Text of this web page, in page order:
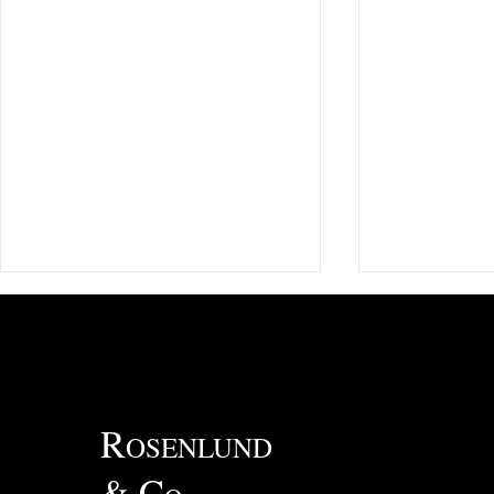
Rosenlund Equity AS -
ROSENLUND